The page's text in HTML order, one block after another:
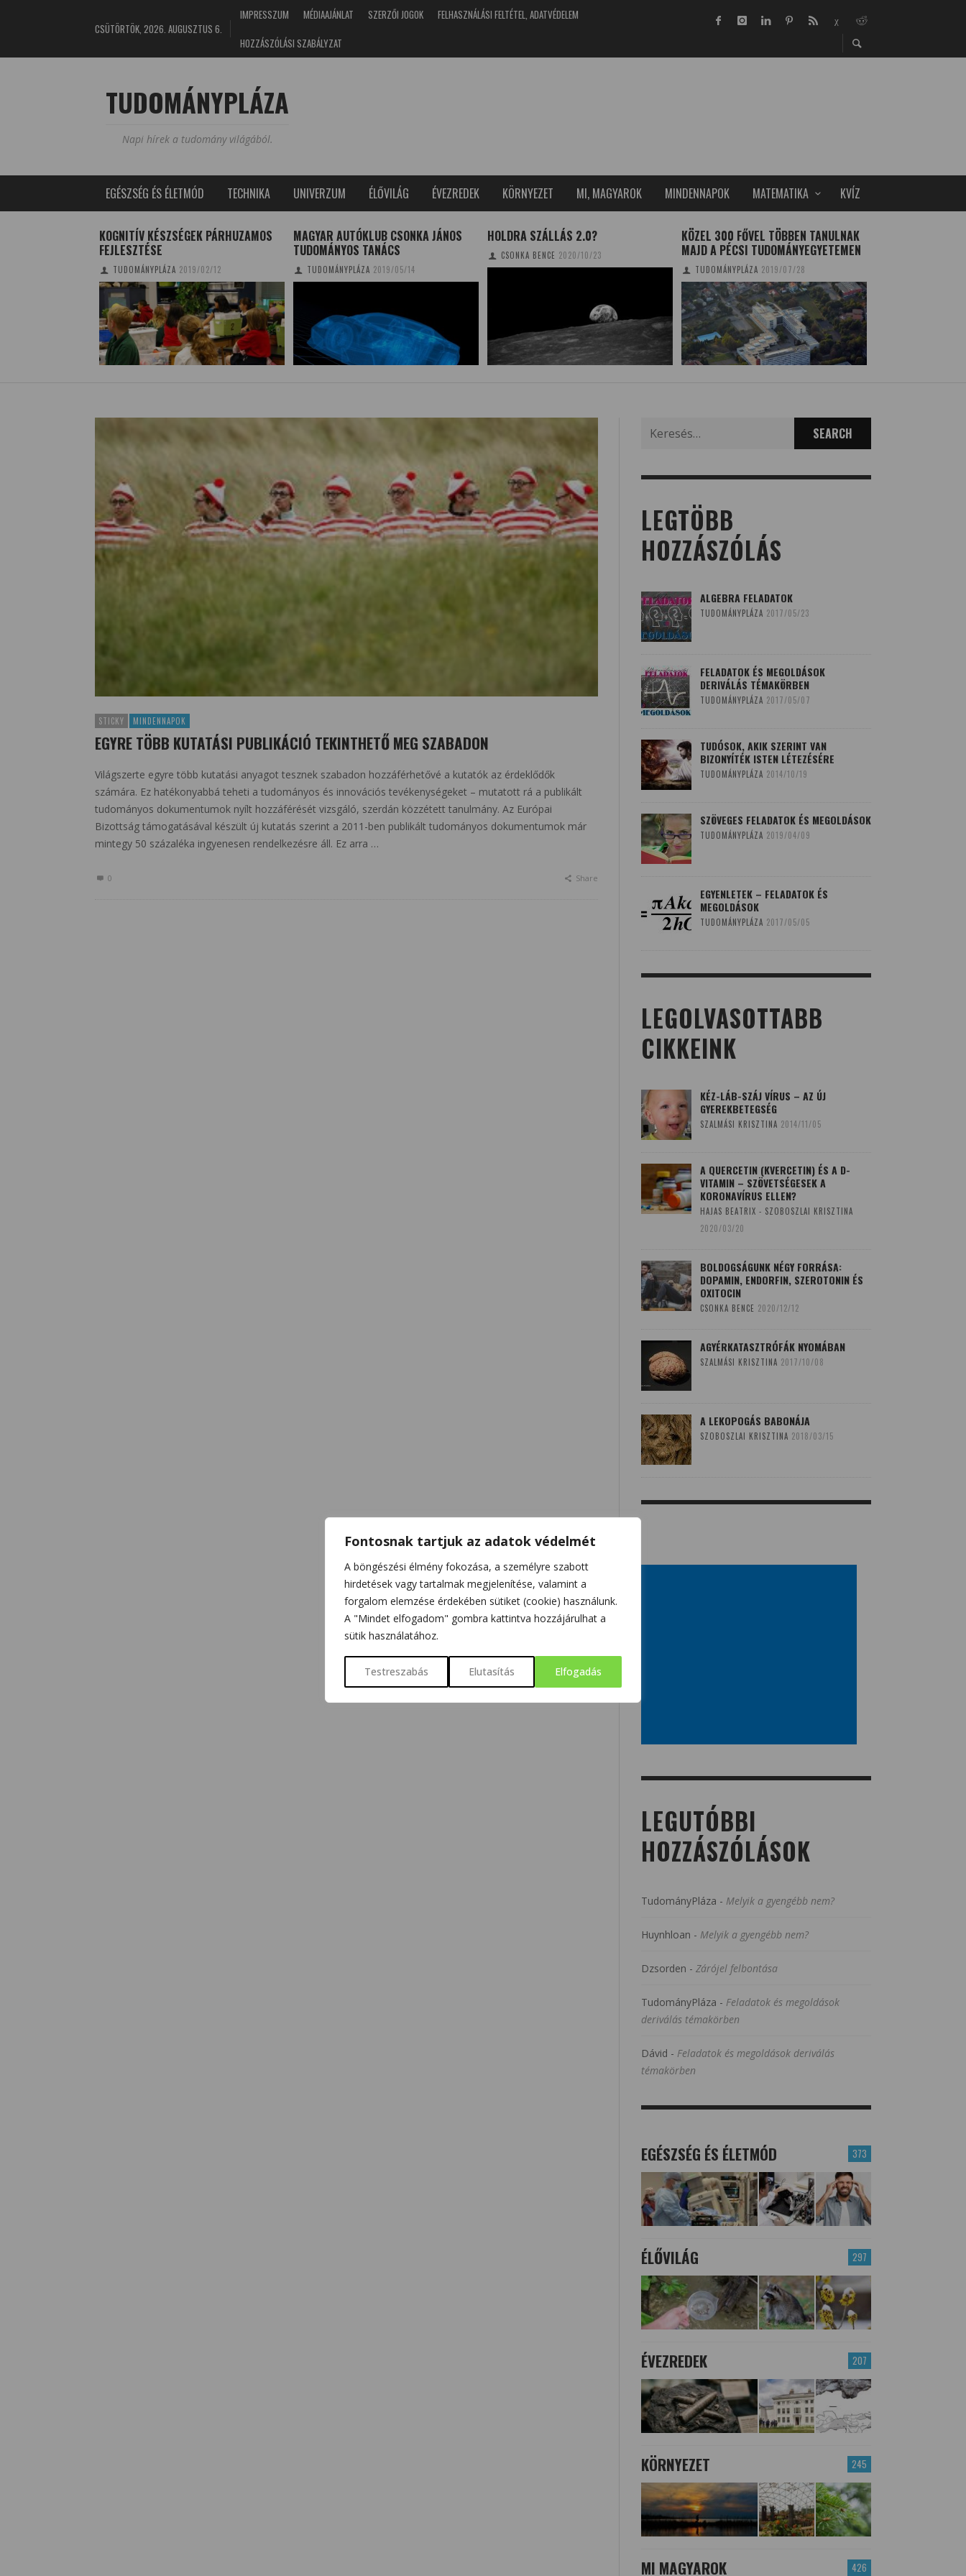
Fontosnak tartjuk az adatok védelmét
A böngészési élmény fokozása, a személyre szabott
hirdetések vagy tartalmak megjelenítése, valamint a
forgalom elemzése érdekében sütiket (cookie) használunk.
A "Mindet elfogadom" gombra kattintva hozzájárulhat a
sütik használatához.
Testreszabás Elutasítás Elfogadás
CSÜTÖRTÖK, 2026. AUGUSZTUS 6.
IMPRESSZUM MÉDIAAJÁNLAT SZERZŐI JOGOK
FELHASZNÁLÁSI FELTÉTEL, ADATVÉDELEM
HOZZÁSZÓLÁSI SZABÁLYZAT
TUDOMÁNYPLÁZA
Napi hírek a tudomány világából.
EGÉSZSÉG ÉS ÉLETMÓD TECHNIKA UNIVERZUM ÉLŐVILÁG ÉVEZREDEK KÖRNYEZET MI, MAGYAROK MINDENNAPOK MATEMATIKA KVÍZ
KOGNITÍV KÉSZSÉGEK PÁRHUZAMOS
FEJLESZTÉSE
TUDOMÁNYPLÁZA 2019/02/12
MAGYAR AUTÓKLUB CSONKA JÁNOS
TUDOMÁNYOS TANÁCS
TUDOMÁNYPLÁZA 2019/05/14
HOLDRA SZÁLLÁS 2.0?
CSONKA BENCE 2020/10/23
KÖZEL 300 FŐVEL TÖBBEN TANULNAK
MAJD A PÉCSI TUDOMÁNYEGYETEMEN
TUDOMÁNYPLÁZA 2019/07/28
STICKY MINDENNAPOK
EGYRE TÖBB KUTATÁSI PUBLIKÁCIÓ TEKINTHETŐ MEG SZABADON
Világszerte egyre több kutatási anyagot tesznek szabadon hozzáférhetővé a kutatók az érdeklődők
számára. Ez hatékonyabbá teheti a tudományos és innovációs tevékenységeket – mutatott rá a publikált
tudományos dokumentumok nyílt hozzáférését vizsgáló, szerdán közzétett tanulmány. Az Európai
Bizottság támogatásával készült új kutatás szerint a 2011-ben publikált tudományos dokumentumok már
mintegy 50 százaléka ingyenesen rendelkezésre áll. Ez arra …
0 Share
for:
LEGTÖBB
HOZZÁSZÓLÁS
ALGEBRA FELADATOK
TUDOMÁNYPLÁZA 2017/05/23
FELADATOK ÉS MEGOLDÁSOK
DERIVÁLÁS TÉMAKÖRBEN
TUDOMÁNYPLÁZA 2017/05/07
TUDÓSOK, AKIK SZERINT VAN
BIZONYÍTÉK ISTEN LÉTEZÉSÉRE
TUDOMÁNYPLÁZA 2014/10/19
SZÖVEGES FELADATOK ÉS MEGOLDÁSOK
TUDOMÁNYPLÁZA 2019/04/09
EGYENLETEK – FELADATOK ÉS
MEGOLDÁSOK
TUDOMÁNYPLÁZA 2017/05/05
LEGOLVASOTTABB
CIKKEINK
KÉZ-LÁB-SZÁJ VÍRUS – AZ ÚJ
GYEREKBETEGSÉG
SZALMÁSI KRISZTINA 2014/11/05
A QUERCETIN (KVERCETIN) ÉS A D-
VITAMIN – SZÖVETSÉGESEK A
KORONAVÍRUS ELLEN?
HAJAS BEATRIX - SZOBOSZLAI KRISZTINA
2020/03/20
BOLDOGSÁGUNK NÉGY FORRÁSA:
DOPAMIN, ENDORFIN, SZEROTONIN ÉS
OXITOCIN
CSONKA BENCE 2020/12/12
AGYÉRKATASZTRÓFÁK NYOMÁBAN
SZALMÁSI KRISZTINA 2017/10/08
A LEKOPOGÁS BABONÁJA
SZOBOSZLAI KRISZTINA 2018/03/15
LEGUTÓBBI
HOZZÁSZÓLÁSOK
TudományPláza - Melyik a gyengébb nem?
Huynhloan - Melyik a gyengébb nem?
Dzsorden - Zárójel felbontása
TudományPláza - Feladatok és megoldások
deriválás témakörben
Dávid - Feladatok és megoldások deriválás
témakörben
373
EGÉSZSÉG ÉS ÉLETMÓD
297
ÉLŐVILÁG
207
ÉVEZREDEK
245
KÖRNYEZET
426
MI MAGYAROK